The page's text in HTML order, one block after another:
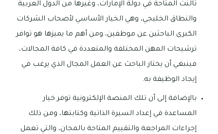
تالنت المتاحة في دولة الإمارات، وغيرها من الدول العربية
والنطاق الخليجي، وهي الخيار الأساسي لأصحاب الشركات
الكبرى الباحثين عن موظفين، ومن أهم ما يميزها هو توافر
ترشيحات المهن المختلفة والمتعددة في كافة المجالات،
فينبغي أن يختار الباحث عن العمل المجال الذي يرغب في
إيجاد الوظيفة به.
بالإضافة إلى أن تلك المنصة الإلكترونية توفر خيار
المساعدة في إعداد السيرة الذاتية وكتابتها، ومن ذلك
إجراءات المراجعة والتقييم المتاحة بالمجان، والتي تعمل